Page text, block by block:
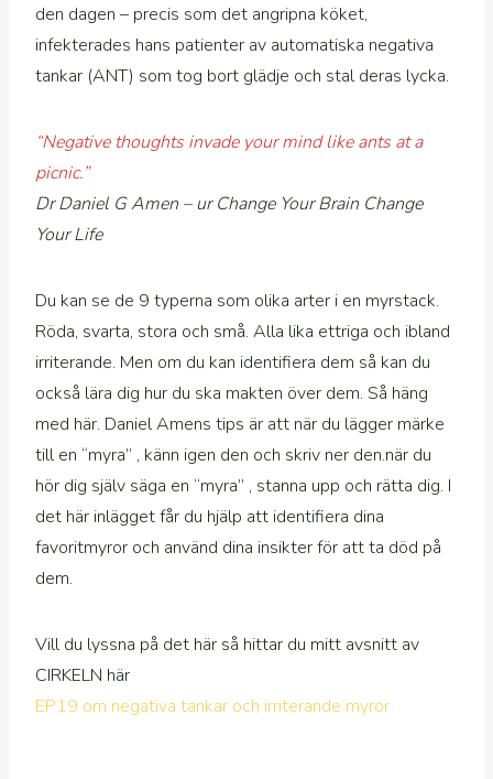
den dagen – precis som det angripna köket,
infekterades hans patienter av automatiska negativa
tankar (ANT) som tog bort glädje och stal deras lycka.
“Negative thoughts invade your mind like ants at a
picnic.”
Dr Daniel G Amen – ur Change Your Brain Change
Your Life
Du kan se de 9 typerna som olika arter i en myrstack.
Röda, svarta, stora och små. Alla lika ettriga och ibland
irriterande. Men om du kan identifiera dem så kan du
också lära dig hur du ska makten över dem. Så häng
med här. Daniel Amens tips är att när du lägger märke
till en “myra” , känn igen den och skriv ner den.när du
hör dig själv säga en “myra” , stanna upp och rätta dig. I
det här inlägget får du hjälp att identifiera dina
favoritmyror och använd dina insikter för att ta död på
dem.
Vill du lyssna på det här så hittar du mitt avsnitt av
CIRKELN här
EP19 om negativa tankar och irriterande myror